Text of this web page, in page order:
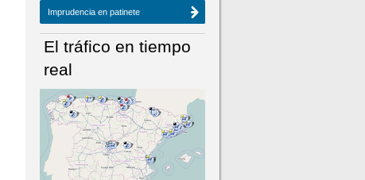
Imprudencia en patinete
El tráfico en tiempo
real